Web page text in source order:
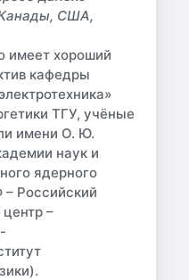
США,
имеет хороший
кафедры
ТГУ, учёные
имени О. Ю.
наук и
ядерного
Российский
–